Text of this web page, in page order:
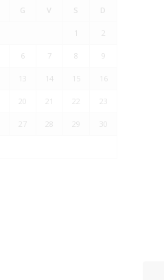
G V S D
1 2
6 7 8 9
13 14 15 16
20 21 22 23
27 28 29 30